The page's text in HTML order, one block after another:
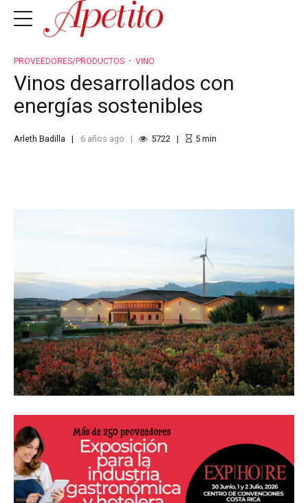
PROVEEDORES/PRODUCTOS VINO
Vinos desarrollados con
energías sostenibles
Arleth Badilla 6 años ago 5722 5min